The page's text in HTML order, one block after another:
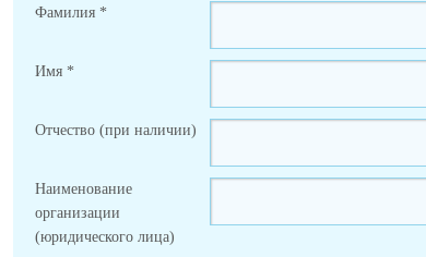
Фамилия *
Имя *
Отчество (при наличии)
Наименование
организации
(юридического лица)